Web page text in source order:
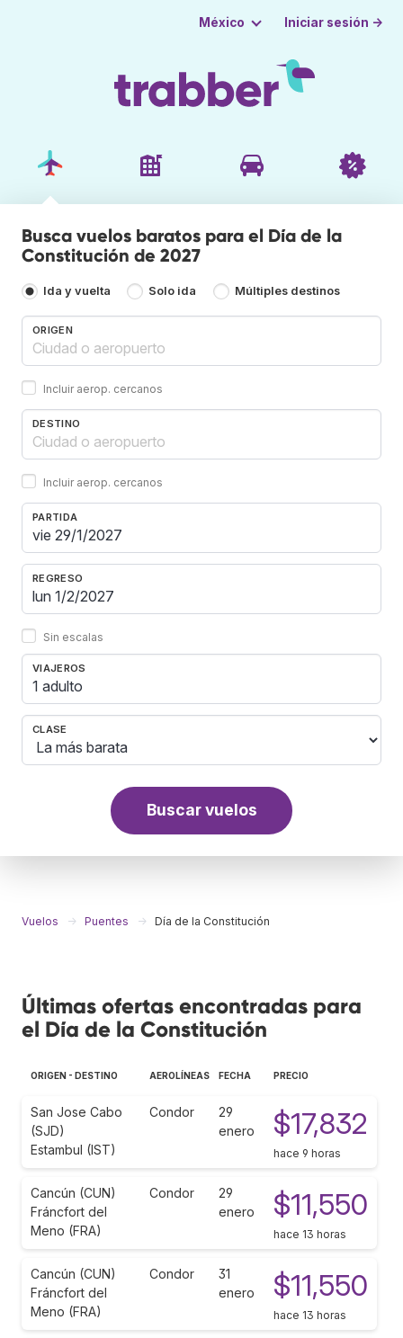
México Iniciar sesión →
Busca vuelos baratos para el Día de la
Constitución de 2027
Ida y vuelta Solo ida Múltiples destinos
ORIGEN
Incluir aerop. cercanos
DESTINO
Incluir aerop. cercanos
PARTIDA
REGRESO
Sin escalas
VIAJEROS
1 adulto
CLASE
Buscar vuelos
Vuelos Puentes Día de la Constitución
Últimas ofertas encontradas para
el Día de la Constitución
ORIGEN - DESTINO AEROLÍNEAS FECHA PRECIO
San Jose Cabo
(SJD)
Estambul (IST)
Condor
29
enero
$17,832
hace 9 horas
Cancún (CUN)
Fráncfort del
Meno (FRA)
Condor
29
enero
$11,550
hace 13 horas
Cancún (CUN)
Fráncfort del
Meno (FRA)
Condor
31
enero
$11,550
hace 13 horas